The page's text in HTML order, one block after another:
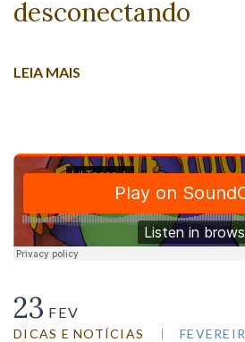
desconectando
LEIA MAIS
23 FEV
DICAS E NOTÍCIAS